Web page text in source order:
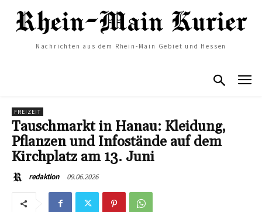
Nachrichten aus dem Rhein-Main Gebiet und Hessen
FREIZEIT
Tauschmarkt in Hanau: Kleidung,
Pflanzen und Infostände auf dem
Kirchplatz am 13. Juni
redaktion 09.06.2026